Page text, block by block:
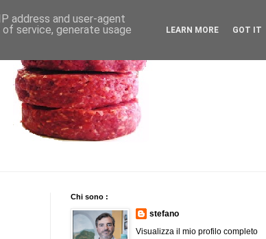
Chi sono :
stefano
Visualizza il mio profilo completo
address and user-agent
service, generate usage
LEARN MORE GOT IT